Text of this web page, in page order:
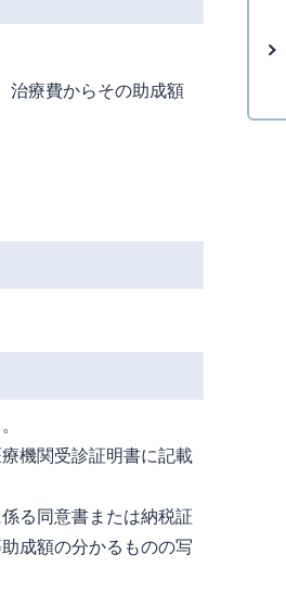
治療費からその助成額
機関受診証明書に記載
る同意書または納税証
成額の分かるものの写